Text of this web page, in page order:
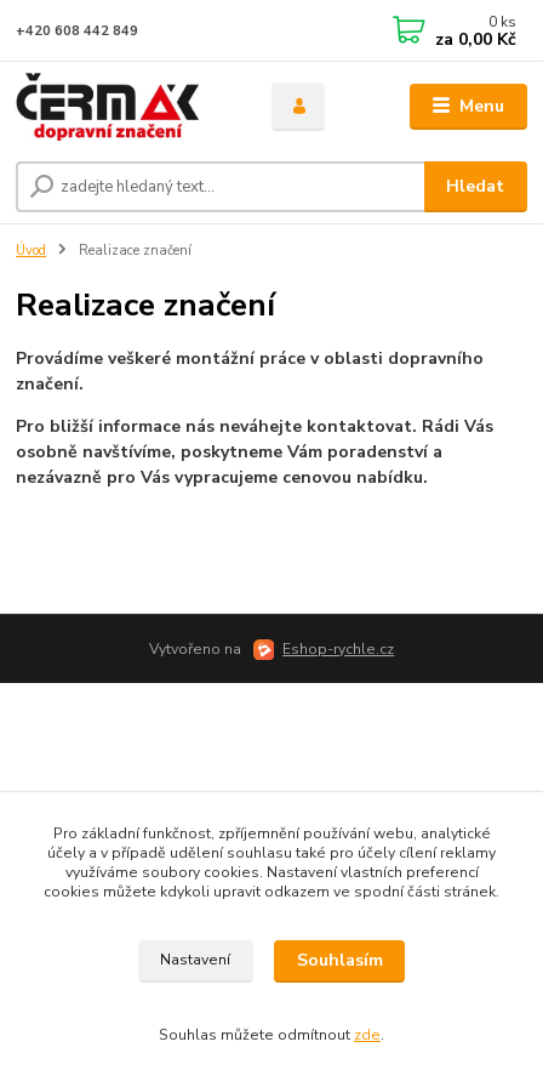
Menu
Hledat
+420 608 442 849 0 ks
za 0,00 Kč
Úvod Realizace značení
Realizace značení
Provádíme veškeré montážní práce v oblasti dopravního
značení.
Pro bližší informace nás neváhejte kontaktovat. Rádi Vás
osobně navštívíme, poskytneme Vám poradenství a
nezávazně pro Vás vypracujeme cenovou nabídku.
Vytvořeno na Eshop-rychle.cz
Pro základní funkčnost, zpříjemnění používání webu, analytické
účely a v případě udělení souhlasu také pro účely cílení reklamy
využíváme soubory cookies. Nastavení vlastních preferencí
cookies můžete kdykoli upravit odkazem ve spodní části stránek.
Nastavení Souhlasím
Souhlas můžete odmítnout zde.